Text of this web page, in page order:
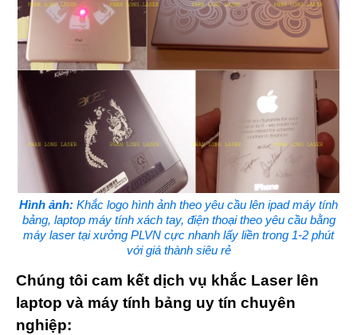
Hình ảnh: Khắc logo hình ảnh theo yêu cầu lên ipad máy tính
bảng, laptop máy tính xách tay, điện thoại theo yêu cầu bằng
máy laser tại xưởng PLVN cực nhanh lấy liền trong 1-2 phút
với giá thành siêu rẻ
Chúng tôi cam kết dịch vụ khắc Laser lên
laptop và máy tính bảng uy tín chuyên
nghiệp: